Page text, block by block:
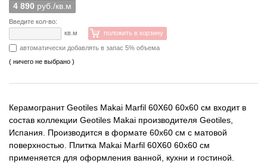
4 890 руб./кв.м
Введите кол-во:
кв.м
положить в корзину
автоматически добавлять в запас 5% объема
( ничего не выбрано )
Керамогранит Geotiles Makai Marfil 60X60 60x60 см входит в
состав коллекции Geotiles Makai производителя Geotiles,
Испания. Производится в формате 60x60 см с матовой
поверхностью. Плитка Makai Marfil 60X60 60x60 см
применяется для оформления ванной, кухни и гостиной.